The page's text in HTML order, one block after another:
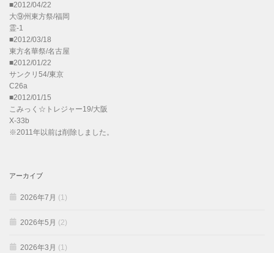
■2012/04/22
大⑨州東方祭/福岡
霊-1
■2012/03/18
東方名華祭/名古屋
■2012/01/22
サンクリ54/東京
C26a
■2012/01/15
こみっく☆トレジャー19/大阪
X-33b
※2011年以前は削除しました。
アーカイブ
2026年7月 (1)
2026年5月 (2)
2026年3月 (1)